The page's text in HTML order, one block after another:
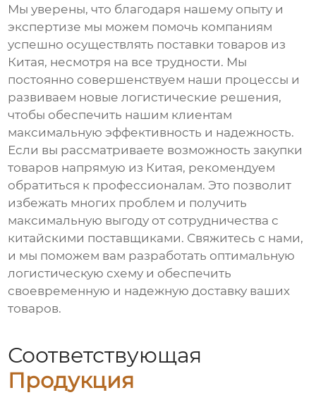
Мы уверены, что благодаря нашему опыту и
экспертизе мы можем помочь компаниям
успешно осуществлять поставки товаров из
Китая, несмотря на все трудности. Мы
постоянно совершенствуем наши процессы и
развиваем новые логистические решения,
чтобы обеспечить нашим клиентам
максимальную эффективность и надежность.
Если вы рассматриваете возможность закупки
товаров напрямую из Китая, рекомендуем
обратиться к профессионалам. Это позволит
избежать многих проблем и получить
максимальную выгоду от сотрудничества с
китайскими поставщиками. Свяжитесь с нами,
и мы поможем вам разработать оптимальную
логистическую схему и обеспечить
своевременную и надежную доставку ваших
товаров.
Соответствующая
Продукция